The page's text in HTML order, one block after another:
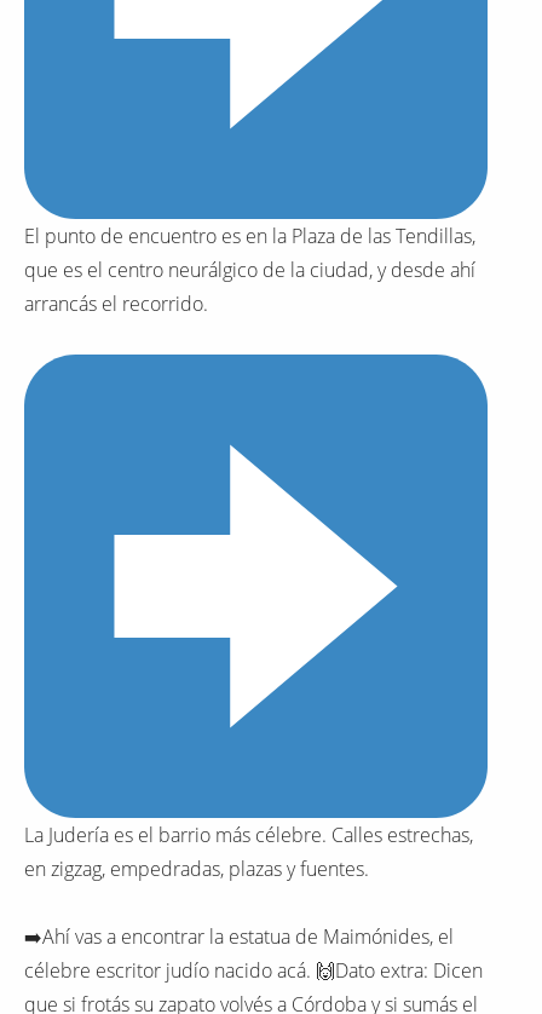
El punto de encuentro es en la Plaza de las Tendillas,
que es el centro neurálgico de la ciudad, y desde ahí
arrancás el recorrido.
La Judería es el barrio más célebre. Calles estrechas,
en zigzag, empedradas, plazas y fuentes.
➡️Ahí vas a encontrar la estatua de Maimónides, el
célebre escritor judío nacido acá. 🙌Dato extra: Dicen
que si frotás su zapato volvés a Córdoba y si sumás el